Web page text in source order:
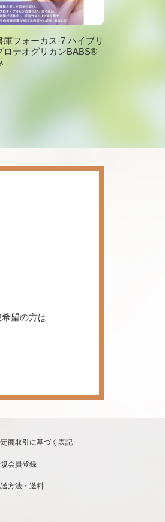
庫フォーカス-7 ハイブリ
ロテオグリカンBABS®
希望の方は
商取引に基づく表記
会員登録
方法・送料